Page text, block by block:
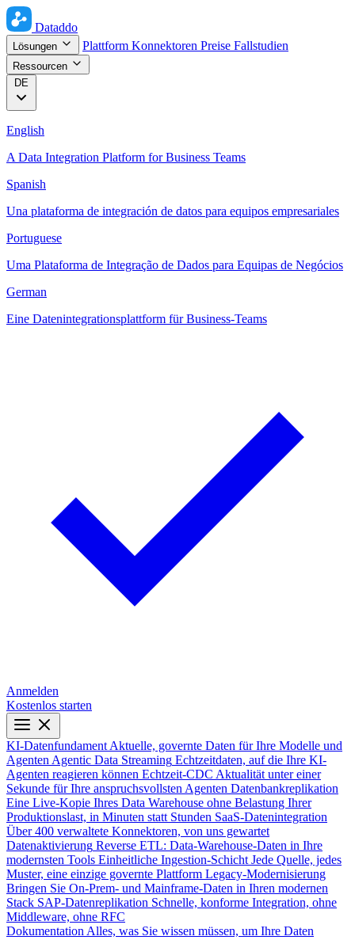
Dataddo
Lösungen Plattform Konnektoren Preise Fallstudien
Ressourcen
DE
English
A Data Integration Platform for Business Teams
Spanish
Una plataforma de integración de datos para equipos empresariales
Portuguese
Uma Plataforma de Integração de Dados para Equipas de Negócios
German
Eine Datenintegrationsplattform für Business-Teams
Anmelden
Kostenlos starten
KI-Datenfundament Aktuelle, governte Daten für Ihre Modelle und
Agenten Agentic Data Streaming Echtzeitdaten, auf die Ihre KI-
Agenten reagieren können Echtzeit-CDC Aktualität unter einer
Sekunde für Ihre anspruchsvollsten Agenten Datenbankreplikation
Eine Live-Kopie Ihres Data Warehouse ohne Belastung Ihrer
Produktionslast, in Minuten statt Stunden SaaS-Datenintegration
Über 400 verwaltete Konnektoren, von uns gewartet
Datenaktivierung Reverse ETL: Data-Warehouse-Daten in Ihre
modernsten Tools Einheitliche Ingestion-Schicht Jede Quelle, jedes
Muster, eine einzige governte Plattform Legacy-Modernisierung
Bringen Sie On-Prem- und Mainframe-Daten in Ihren modernen
Stack SAP-Datenreplikation Schnelle, konforme Integration, ohne
Middleware, ohne RFC
Dokumentation Alles, was Sie wissen müssen, um Ihre Daten